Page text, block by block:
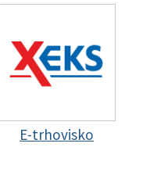
E-trhovisko